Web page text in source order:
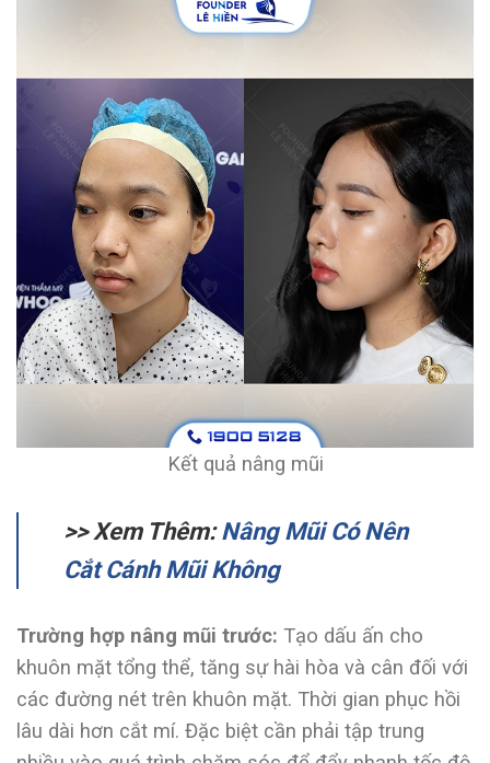
Kết quả nâng mũi
>> Xem Thêm:Nâng Mũi Có Nên
Cắt Cánh Mũi Không
Trường hợp nâng mũi trước: Tạo dấu ấn cho
khuôn mặt tổng thể, tăng sự hài hòa và cân đối với
các đường nét trên khuôn mặt. Thời gian phục hồi
lâu dài hơn cắt mí. Đặc biệt cần phải tập trung